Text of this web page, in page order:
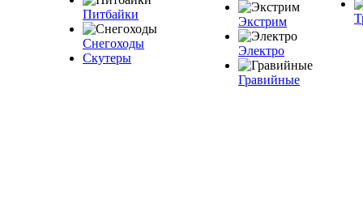
Питбайки
Снегоходы
Скутеры
Экстрим
Электро
Гравийные